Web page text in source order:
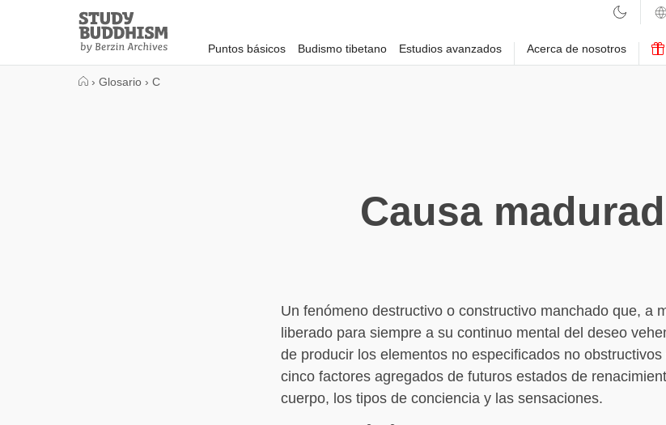
Study
Buddhism
Home
Puntos básicos Budismo tibetano Estudios avanzados Acerca de nosotros
› Glosario › C
Causa
Un fenómeno destructivo o constructivo manchado que, a
liberado para siempre a su continuo mental del deseo
de producir los elementos no especificados no
cinco factores agregados de futuros estados de
cuerpo, los tipos de conciencia y las sensaciones.